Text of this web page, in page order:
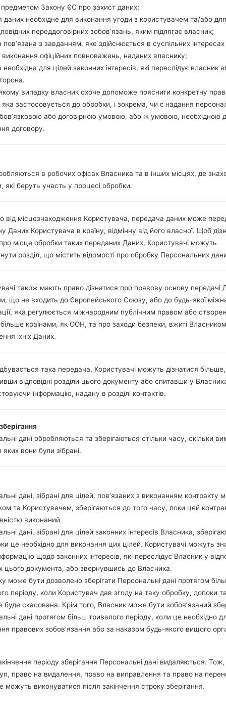
32GB (24GB доступно
microSD, до 128 GB
Мережа та дані
GSM 850/900/1900 MHz
UMTS 850/900/1900/2100
LTE 700/800/900/1800/2100/
GPRS, EDGE, UMTS,
Дисплей
5.5″
Зємний Li-Ion 3000 mAh
-
Версія 4.0, A2DP
Так
Так, A-GPS, GeoTagging,
Так
Так
LGD855TR(LGD855TR)
ОС Розмір
Unknown 1.16 GiB
Unknown 1.09 GiB
Android 6.0.x Marshmallow 1.22 GiB
Unknown 1.09 GiB
предметом Закону ЄС про захист даних;
даних необхідне для виконання угоди з користувачем та/або
переддоговірних зобов’язань, яким підлягає власник;
пов’язана з завданням, яке здійснюється в суспільних
виконання офіційних повноважень, наданих власнику;
необхідна для цілей законних інтересів, які переслідує власник
випадку власник охоче допоможе пояснити конкретну
застосовується до обробки, і зокрема, чи є надання
або договірною умовою, або ж умовою, необхідною
договору.
в робочих офісах Власника та в інших місцях, де
які беруть участь у процесі обробки.
від місцезнаходження Користувача, передача даних може
Даних Користувача в країну, відмінну від його власної. Щоб
місце обробки таких переданих Даних, Користувачі можуть
розділ, що містить відомості про обробку Персональних
також мають право дізнатися про правову основу передачі
що не входить до Європейського Союзу, або до будь-якої
яка регулюється міжнародним публічним правом або
більше країнами, як ООН, та про заходи безпеки, вжиті
їхніх Даних.
така передача, Користувачі можуть дізнатися більше,
відповідні розділи цього документу або спитавши у
інформацію, надану в розділі контактів.
дані обробляються та зберігаються стільки часу, скільки
яких вони були зібрані.
дані, зібрані для цілей, пов’язаних з виконанням контракту
та Користувачем, зберігаються до того часу, поки цей
виконаний.
дані, зібрані для цілей законних інтересів Власника,
це необхідно для виконання цих цілей. Користувачі можуть
щодо законних інтересів, які переслідує Власник у
цього документа, або звернувшись до Власника.
може бути дозволено зберігати Персональні дані протягом
періоду, коли Користувач дав згоду на таку обробку, допоки
буде скасована. Крім того, Власник може бути зобов’язаний
дані протягом більш тривалого періоду, коли це необхідно
правових зобов’язання або за наказом будь-якого вищого
періоду зберігання Персональні дані видаляються.
право на видалення, право на виправлення та право на
можуть виконуватися після закінчення строку зберігання.